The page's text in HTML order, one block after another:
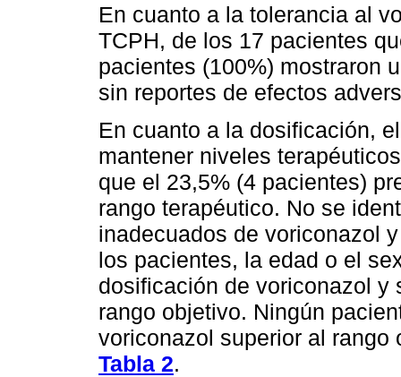
En cuanto a la tolerancia al
TCPH, de los 17 pacientes
pacientes (100%) mostraron
sin reportes de efectos
En cuanto a la dosificación,
mantener niveles
que el 23,5% (4 pacientes)
rango terapéutico. No se
inadecuados de voriconazol
los pacientes, la edad o el
dosificación de voriconazol y
rango objetivo. Ningún
voriconazol superior al rango
Tabla 2.